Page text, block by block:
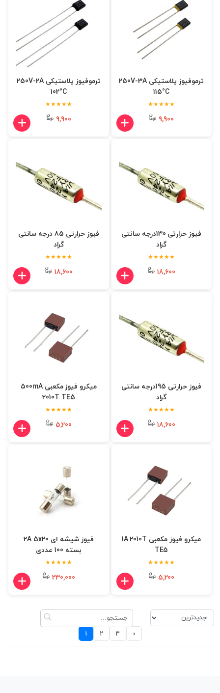
ترموفیوز پلاستیکی 250V-3A
115°C
★★★★★
9,900
ترموفیوز پلاستیکی 250V-2A
102°C
★★★★★
9,900
فیوز حرارتی 130درجه سانتی
گراد
★★★★★
18,600
فیوز حرارتی 85 درجه سانتی
گراد
★★★★★
18,600
فیوز حرارتی 195درجه سانتی
گراد
★★★★★
18,600
میکرو فیوز مکعبی 500mA
2010T TE5
★★★★★
5,200
میکرو فیوز مکعبی 1A 2010T
TE5
★★★★★
5,200
فیوز شیشه ای 2A 5x20
بسته 100 عددی
★★★★★
230,000
1 2 3 ›